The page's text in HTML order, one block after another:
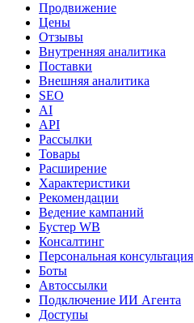
Продвижение
Цены
Отзывы
Внутренняя аналитика
Поставки
Внешняя аналитика
SEO
AI
API
Рассылки
Товары
Расширение
Характеристики
Рекомендации
Ведение кампаний
Бустер WB
Консалтинг
Персональная консультация
Боты
Автоссылки
Подключение ИИ Агента
Доступы